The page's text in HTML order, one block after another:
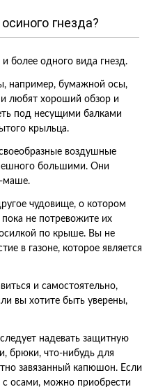
гнезда?
более одного вида гнезд.
например, бумажной осы,
любят хороший обзор и
под несущими балками
крыльца.
воздушные
большими. Они
маше.
чудовище, о котором
пока не потревожите их
по крыше. Вы не
в газоне, которое является
и самостоятельно,
вы хотите быть уверены,
надевать защитную
брюки, что-нибудь для
завязанный капюшон. Если
с осами, можно приобрести